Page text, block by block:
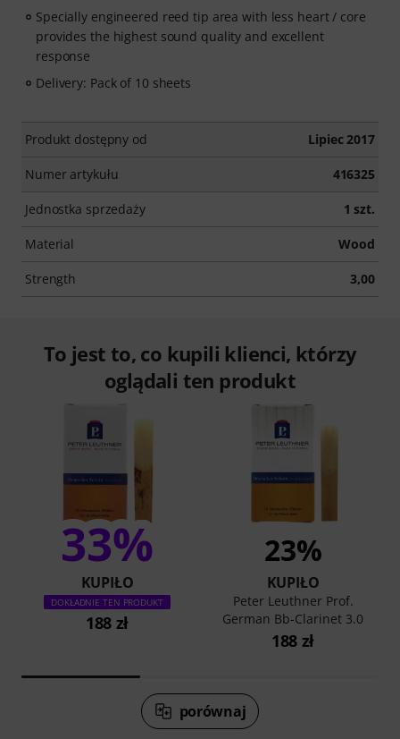
Specially engineered reed tip area with less heart / core
provides the highest sound quality and excellent
response
Delivery: Pack of 10 sheets
Produkt dostępny od Lipiec 2017
Numer artykułu 416325
Jednostka sprzedaży 1 szt.
Material Wood
Strength 3,00
To jest to, co kupili klienci, którzy
oglądali ten produkt
33%
KUPIŁO
DOKŁADNIE TEN PRODUKT
188 zł
23%
KUPIŁO
Peter Leuthner Prof.
German Bb-Clarinet 3.0
188 zł
porównaj